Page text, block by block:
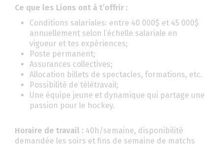
Ce que les Lions ont à t’offrir :
Conditions salariales: entre 40 000$ et 45 000$
annuellement selon l’échelle salariale en
vigueur et tes expériences;
Poste permanent;
Assurances collectives;
Allocation billets de spectacles, formations, etc.
Possibilité de télétravail;
Une équipe jeune et dynamique qui partage une
passion pour le hockey.
Horaire de travail : 40h/semaine, disponibilité
demandée les soirs et fins de semaine de matchs